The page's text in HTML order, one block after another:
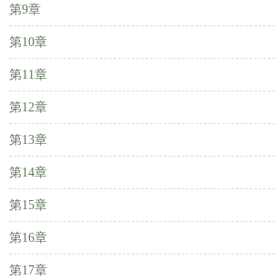
第9章
第10章
第11章
第12章
第13章
第14章
第15章
第16章
第17章